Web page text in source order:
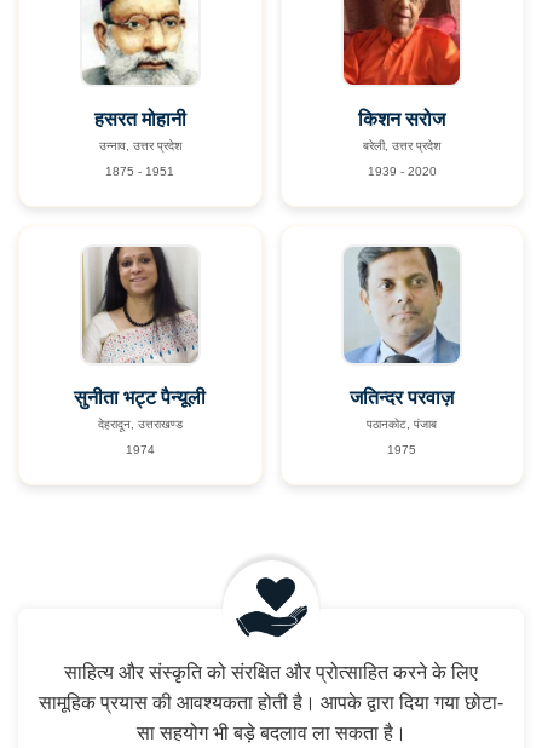
हसरत मोहानी
उन्नाव, उत्तर प्रदेश
1875 - 1951
किशन सरोज
बरेली, उत्तर प्रदेश
1939 - 2020
सुनीता भट्ट पैन्यूली
देहरादून, उत्तराखण्ड
1974
जतिन्दर परवाज़
पठानकोट, पंजाब
1975
साहित्य और संस्कृति को संरक्षित और प्रोत्साहित करने के लिए
सामूहिक प्रयास की आवश्यकता होती है। आपके द्वारा दिया गया छोटा-
सा सहयोग भी बड़े बदलाव ला सकता है।